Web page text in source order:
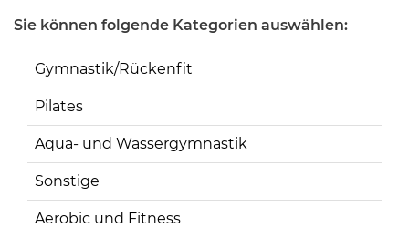
Sie können folgende Kategorien auswählen:
Gymnastik/Rückenfit
Pilates
Aqua- und Wassergymnastik
Sonstige
Aerobic und Fitness